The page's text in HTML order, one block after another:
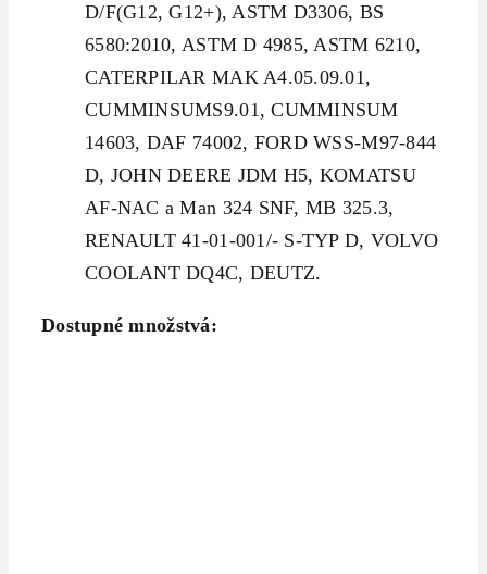
D/F(G12, G12+), ASTM D3306, BS
6580:2010, ASTM D 4985, ASTM 6210,
CATERPILAR MAK A4.05.09.01,
CUMMINSUMS9.01, CUMMINSUM
14603, DAF 74002, FORD WSS-M97-844
D, JOHN DEERE JDM H5, KOMATSU
AF-NAC a Man 324 SNF, MB 325.3,
RENAULT 41-01-001/- S-TYP D, VOLVO
COOLANT DQ4C, DEUTZ.
Dostupné množstvá: